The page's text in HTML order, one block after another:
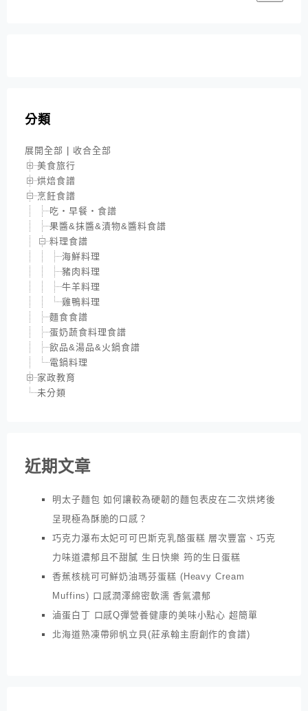
分類
展開全部 | 收合全部
美食旅行
烘焙食譜
烹飪食譜
吃‧早餐‧食譜
果醬&抹醬&漬物&醬料食譜
料理食譜
海鮮料理
豬肉料理
牛羊料理
雞鴨料理
麵食食譜
蛋奶蔬食料理食譜
飲品&湯品&火鍋食譜
電鍋料理
家政教育
未分類
近期文章
明太子麵包 如何讓較為硬韌的麵包表皮在二次烘烤後
呈現極為酥脆的口感？
巧克力瀑布太妃可可巴斯克乳酪蛋糕 層次豐富、巧克
力味道濃郁且不甜膩 生日快樂 筠的生日蛋糕
香蕉核桃可可鮮奶油瑪芬蛋糕 (Heavy Cream
Muffins) 口感潤澤綿密軟濡 香氣濃郁
滷蛋白丁 口感Q彈營養健康的美味小點心 超簡單
北海道熟凍帶卵帆立貝(莊承翰主廚創作的食譜)